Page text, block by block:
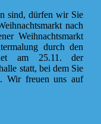
sind, dürfen wir Sie
nach
Weihnachtsmarkt
durch den
am 25.11. der
statt, bei dem Sie
Wir freuen uns auf